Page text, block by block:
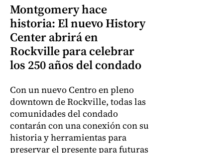
Montgomery hace
historia: El nuevo History
Center abrirá en
Rockville para celebrar
los 250 años del condado
Con un nuevo Centro en pleno
downtown de Rockville, todas las
comunidades del condado
contarán con una conexión con su
historia y herramientas para
preservar el presente para futuras